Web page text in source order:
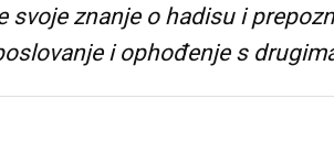
svoje znanje o hadisu i
i ophođenje s